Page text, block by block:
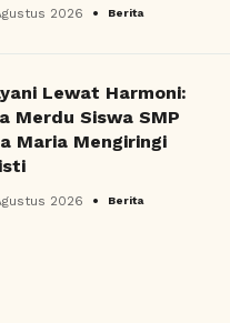
2026 • Berita
Lewat Harmoni:
Merdu Siswa SMP
Maria Mengiringi
2026 • Berita